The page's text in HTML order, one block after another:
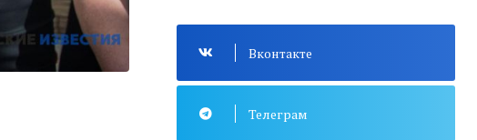
Вконтакте
Телеграм